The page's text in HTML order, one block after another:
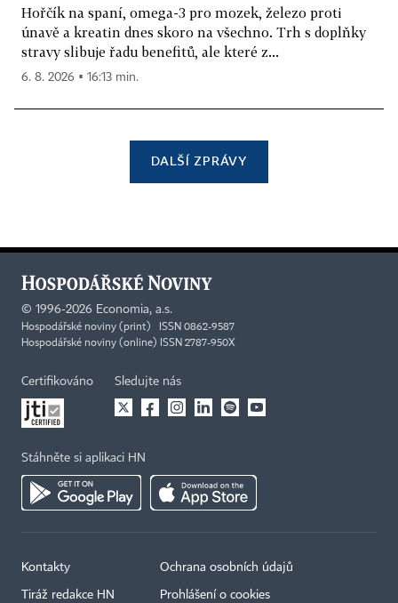
Hořčík na spaní, omega-3 pro mozek, železo proti
únavě a kreatin dnes skoro na všechno. Trh s doplňky
stravy slibuje řadu benefitů, ale které z...
6. 8. 2026 ▪ 16:13 min.
DALŠÍ ZPRÁVY
© 1996-2026 Economia, a.s.
Hospodářské noviny (print) ISSN 0862-9587
Hospodářské noviny (online) ISSN 2787-950X
Certifikováno Sledujte nás
Stáhněte si aplikaci HN
Kontakty
Tiráž redakce HN
Ochrana osobních údajů
Prohlášení o cookies